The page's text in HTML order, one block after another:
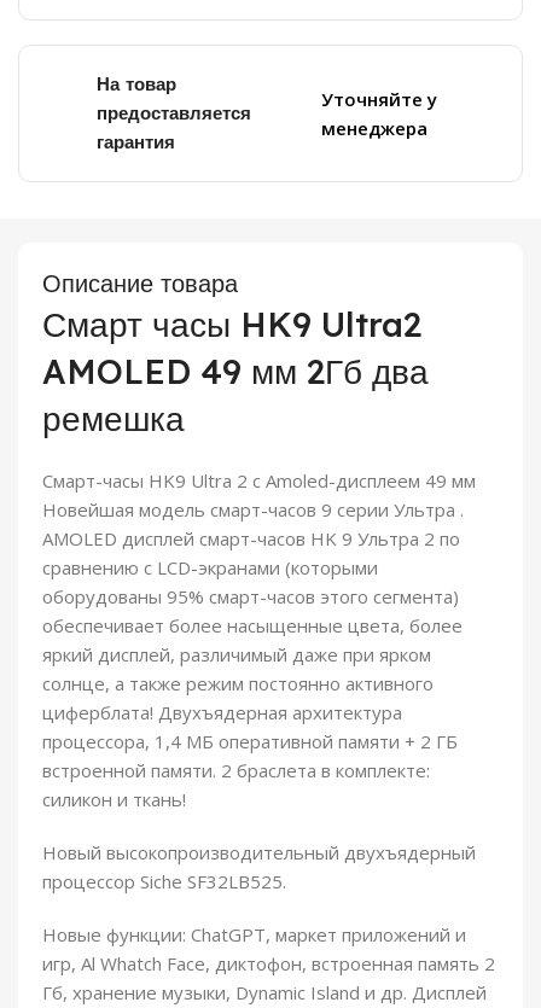
На товар
предоставляется
гарантия
Уточняйте у
менеджера
Описание товара
Смарт часы HK9 Ultra2
AMOLED 49 мм 2Гб два
ремешка
Смарт-часы HK9 Ultra 2 с Amoled-дисплеем 49 мм
Новейшая модель смарт-часов 9 серии Ультра .
AMOLED дисплей смарт-часов HK 9 Ультра 2 по
сравнению с LCD-экранами (которыми
оборудованы 95% смарт-часов этого сегмента)
обеспечивает более насыщенные цвета, более
яркий дисплей, различимый даже при ярком
солнце, а также режим постоянно активного
циферблата! Двухъядерная архитектура
процессора, 1,4 МБ оперативной памяти + 2 ГБ
встроенной памяти. 2 браслета в комплекте:
силикон и ткань!
Новый высокопроизводительный двухъядерный
процессор Siche SF32LB525.
Новые функции: ChatGPT, маркет приложений и
игр, Al Whatch Face, диктофон, встроенная память 2
Гб, хранение музыки, Dynamic Island и др. Дисплей